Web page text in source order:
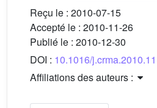
Reçu le : 2010-07-15
Accepté le : 2010-11-26
Publié le : 2010-12-30
DOI : 10.1016/
Affiliations des auteurs :